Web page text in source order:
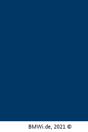
BMWi.de, 2021 ©